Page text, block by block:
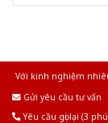
Với kinh nghiệm
Gửi yêu cầu tư vấn
Yêu cầu gọi lại (3